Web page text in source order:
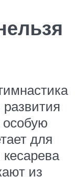
особую
для
из